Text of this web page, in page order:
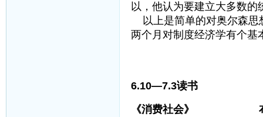
以，他认为要建立大多数的
以上是简单的对奥尔森思
两个月对制度经济学有个基
6.10—7.3读书
《消费社会》 布